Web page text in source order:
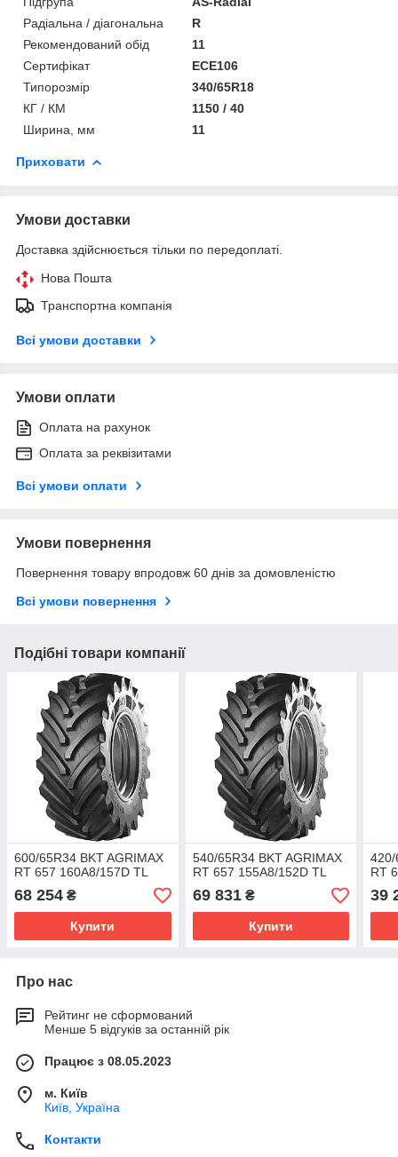
Радіальна / діагональна
R
Рекомендований обід
11
Сертифікат
ECE106
Типорозмір
340/65R18
КГ / КМ
1150 / 40
Ширина, мм
11
Приховати
Умови доставки
Доставка здійснюється тільки по передоплаті.
Нова Пошта
Транспортна компанія
Всі умови доставки
Умови оплати
Оплата на рахунок
Оплата за реквізитами
Всі умови оплати
Умови повернення
Повернення товару впродовж 60 днів за домовленістю
Всі умови повернення
Подібні товари компанії
600/65R34 BKT AGRIMAX
RT 657 160A8/157D TL
68 254 ₴
Купити
540/65R34 BKT AGRIMAX
RT 657 155A8/152D TL
69 831₴
Купити
420/
RT
39
Про нас
Рейтинг не сформований
Менше 5 відгуків за останній рік
Працює з 08.05.2023
м. Київ
Київ, Україна
Контакти